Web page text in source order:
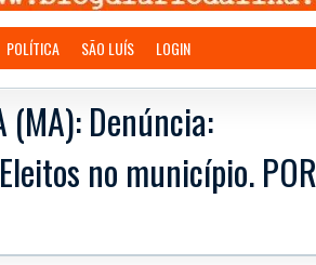
POLÍTICA SÃO LUÍS LOGIN
(MA): Denúncia:
no município. POR